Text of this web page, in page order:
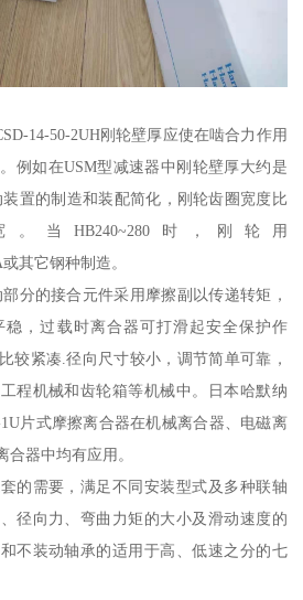
14-50-2UH刚轮壁厚应使在啮合力作用
例如在USM型减速器中刚轮壁厚大约是
装置的制造和装配简化，刚轮齿圈宽度比
当HB240~280时，刚轮用
其它钢种制造。
分的接合元件采用摩擦副以传递转矩，
，过载时离合器可打滑起安全保护作
较紧凑.径向尺寸较小，调节简单可靠，
程机械和齿轮箱等机械中。日本哈默纳
片式摩擦离合器在机械离合器、电磁离
器中均有应用。
的需要，满足不同安装型式及多种联轴
径向力、弯曲力矩的大小及滑动速度的
不装动轴承的适用于高、低速之分的七